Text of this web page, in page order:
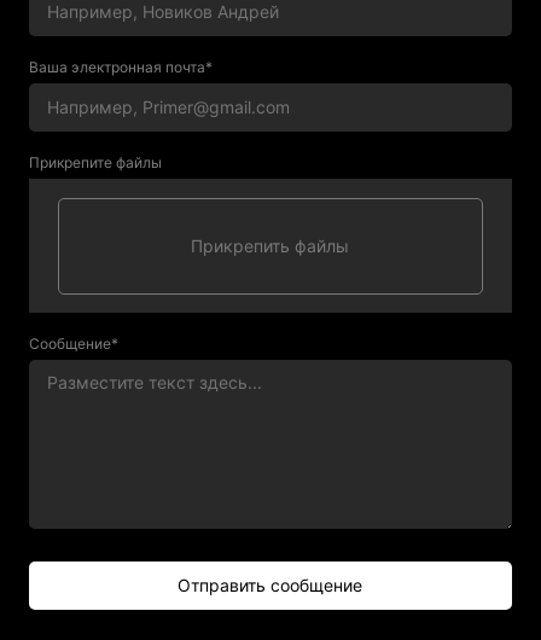
Ваша электронная почта*
Прикрепите файлы
Сообщение*